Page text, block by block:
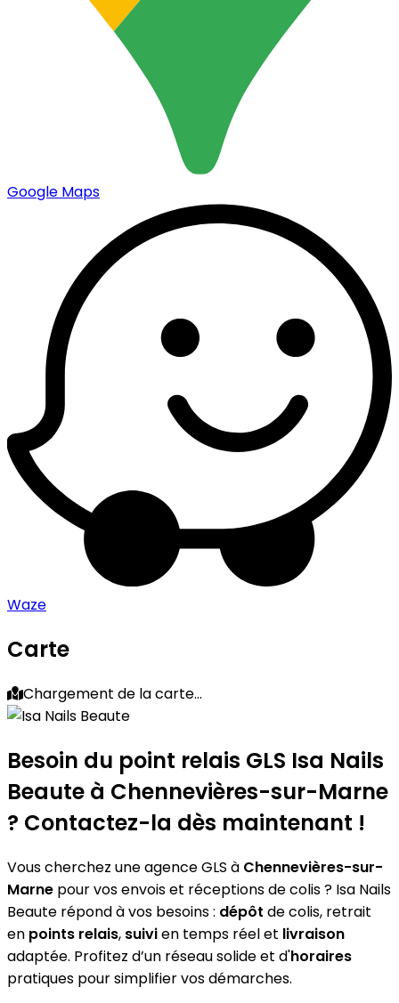
Google Maps
Waze
Carte
Chargement de la carte...
Besoin du point relais GLS Isa Nails
Beaute à Chennevières-sur-Marne
? Contactez-la dès maintenant !
Vous cherchez une agence GLS à Chennevières-sur-
Marne pour vos envois et réceptions de colis ? Isa Nails
Beaute répond à vos besoins : dépôt de colis, retrait
en points relais, suivien temps réel et livraison
adaptée. Profitez d’un réseau solide et d'horaires
pratiques pour simplifier vos démarches.